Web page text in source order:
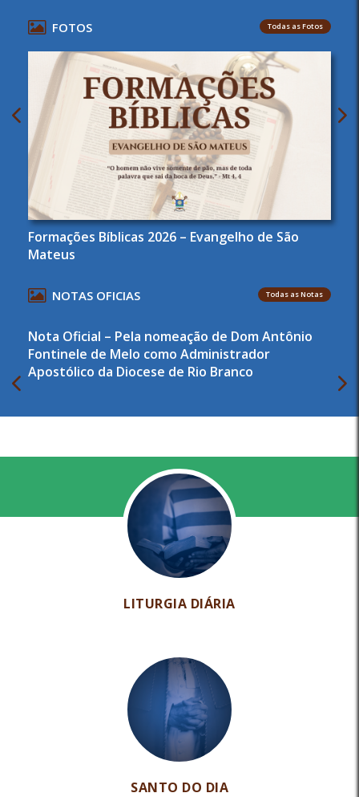
FOTOS Todas as Fotos
Formações Bíblicas 2026 – Evangelho de São
Mateus
NOTAS OFICIAS Todas as Notas
Nota Oficial – Pela nomeação de Dom Antônio
Fontinele de Melo como Administrador
Apostólico da Diocese de Rio Branco
LITURGIA DIÁRIA
SANTO DO DIA